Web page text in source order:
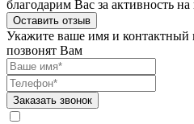
благодарим Вас за активность
Оставить отзыв
Укажите ваше имя и
позвонят Вам
Заказать звонок